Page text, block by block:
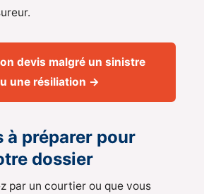
devis malgré un sinistre
une résiliation →
à préparer pour
dossier
par un courtier ou que vous